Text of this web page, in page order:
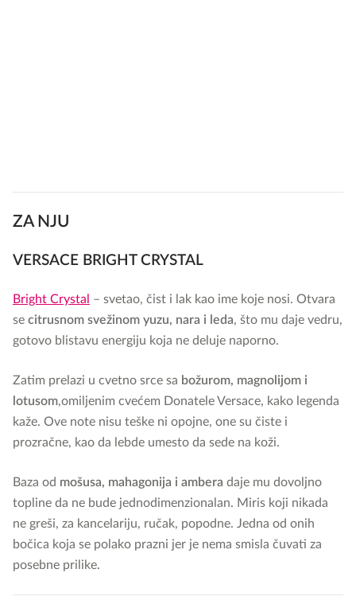
ZA NJU
VERSACE BRIGHT CRYSTAL
Bright Crystal – svetao, čist i lak kao ime koje nosi. Otvara
se citrusnom svežinom yuzu, nara i leda, što mu daje vedru,
gotovo blistavu energiju koja ne deluje naporno.
Zatim prelazi u cvetno srce sa božurom, magnolijom i
lotusom,omiljenim cvećem Donatele Versace, kako legenda
kaže. Ove note nisu teške ni opojne, one su čiste i
prozračne, kao da lebde umesto da sede na koži.
Baza od mošusa, mahagonija i ambera daje mu dovoljno
topline da ne bude jednodimenzionalan. Miris koji nikada
ne greši, za kancelariju, ručak, popodne. Jedna od onih
bočica koja se polako prazni jer je nema smisla čuvati za
posebne prilike.